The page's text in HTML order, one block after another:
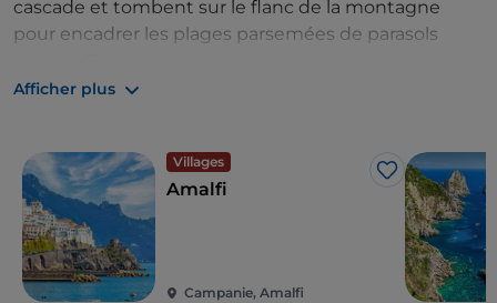
cascade et tombent sur le flanc de la montagne
pour encadrer les plages parsemées de parasols
parasols colorés. Le soir, la ville s'illumine d'une lueur
Suivez la route nationale 163 sinueuse entre les
villages de carte postale, de Positano à Ravello.
Goûtez la cuisine locale. À
, essayez le
poisson le plus frais dans un restaurant en bord de
mer.
Pour un séjour de luxe, choisissez l'
hôtel Santa
Afficher plus
Villages
J’aime
Amalfi
Campanie, Amalfi